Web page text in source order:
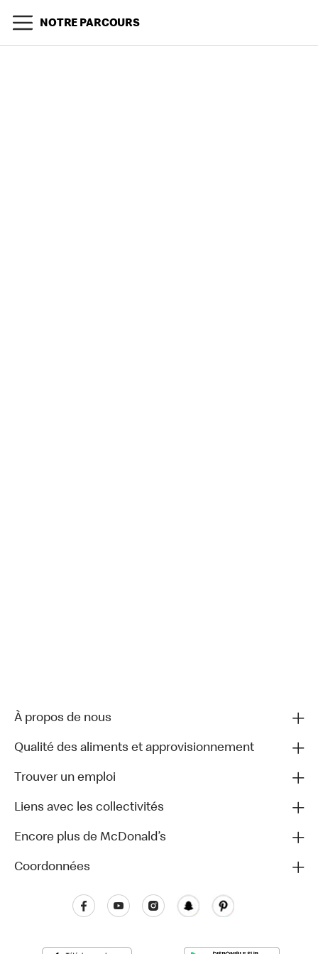
NOTRE PARCOURS
À propos de nous
Qualité des aliments et approvisionnement
Trouver un emploi
Liens avec les collectivités
Encore plus de McDonald’s
Coordonnées